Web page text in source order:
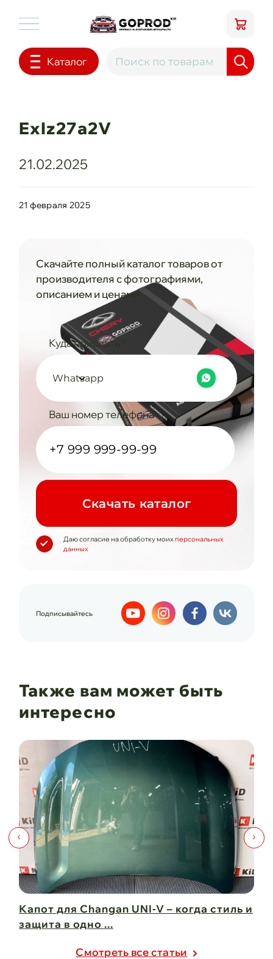
Каталог
ExIz27a2V
21.02.2025
21 февраля 2025
Скачайте полный каталог товаров от
производителя с фотографиями,
описанием и ценами
Куда прислать?
Whatsapp
Ваш номер телефона
Cкачать каталог
Даю согласие на обработку моих персональных
данных
Подписывайтесь
Также вам может быть
интересно
Капот для Changan UNI-V – когда стиль и
защита в одно ...
Cмотреть все статьи